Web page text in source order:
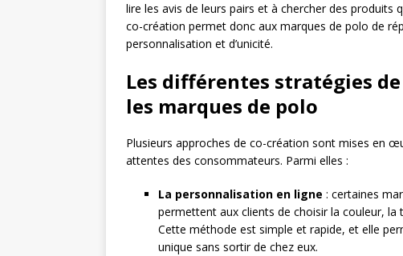
lire les avis de leurs pairs et à chercher des
co-création permet donc aux marques de polo de
personnalisation et d’unicité.
Les différentes stratégies
les marques de polo
Plusieurs approches de co-création sont mises en
attentes des consommateurs. Parmi elles :
La personnalisation en ligne : certaines
permettent aux clients de choisir la couleur,
Cette méthode est simple et rapide, et elle
unique sans sortir de chez eux.